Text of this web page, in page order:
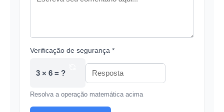
Verificação de segurança *
3 × 6 = ?
Resolva a operação matemática acima